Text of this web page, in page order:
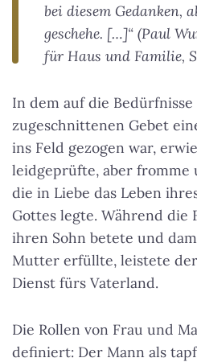
bei diesem Gedanken,
geschehe. […]“ (Paul
für Haus und Familie,
In dem auf die
zugeschnittenen Gebet
ins Feld gezogen war,
leidgeprüfte, aber fromme
die in Liebe das Leben
Gottes legte. Während
ihren Sohn betete und
Mutter erfüllte, leistete
Dienst fürs Vaterland.
Die Rollen von Frau und
definiert: Der Mann als